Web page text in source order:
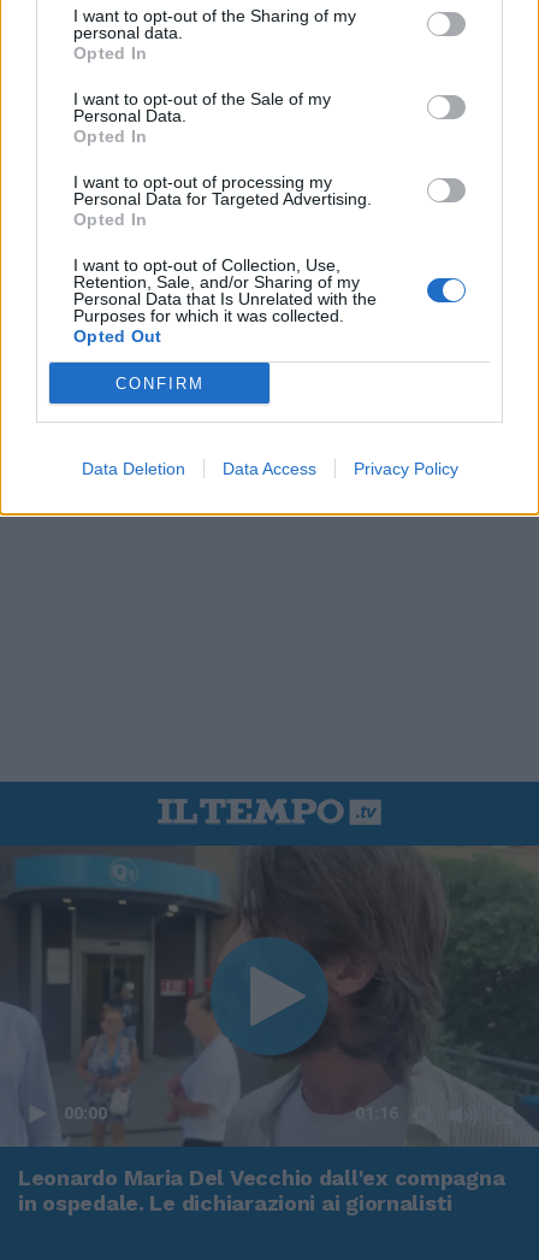
I want to opt-out of the Sharing of my
personal data.
Opted In
I want to opt-out of the Sale of my
Personal Data.
Opted In
I want to opt-out of processing my
Personal Data for Targeted Advertising.
Opted In
I want to opt-out of Collection, Use,
Retention, Sale, and/or Sharing of my
Personal Data that Is Unrelated with the
Purposes for which it was collected.
Opted Out
CONFIRM
Data Deletion Data Access Privacy Policy
00:00 01:16
Leonardo Maria Del Vecchio dall'ex compagna
in ospedale. Le dichiarazioni ai giornalisti